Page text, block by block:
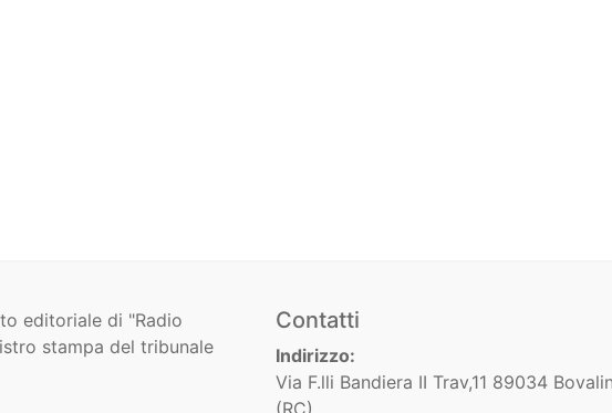
editoriale di "Radio
stampa del tribunale
Contatti
Indirizzo:
Via F.lli Bandiera II Trav,11 89034
(RC)